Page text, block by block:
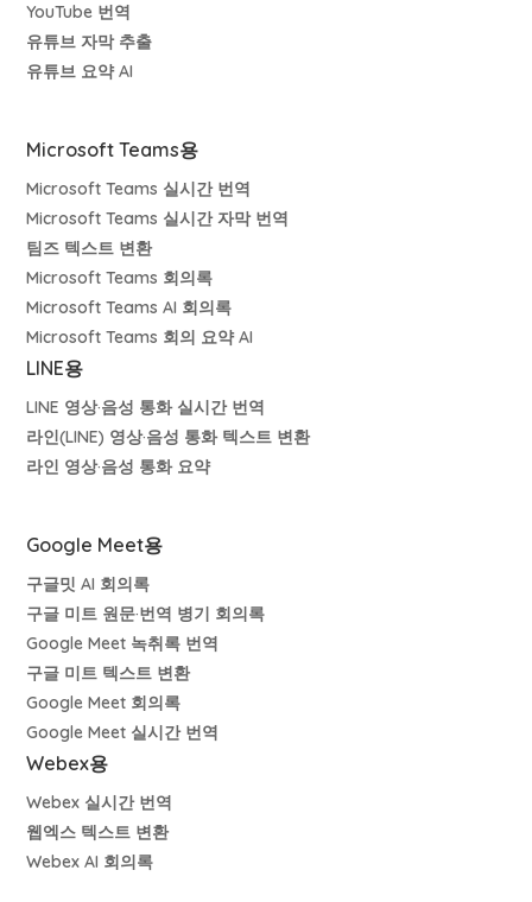
YouTube 번역
유튜브 자막 추출
유튜브 요약 AI
Microsoft Teams용
Microsoft Teams 실시간 번역
Microsoft Teams 실시간 자막 번역
팀즈 텍스트 변환
Microsoft Teams 회의록
Microsoft Teams AI 회의록
Microsoft Teams 회의 요약 AI
LINE용
LINE 영상·음성 통화 실시간 번역
라인(LINE) 영상·음성 통화 텍스트 변환
라인 영상·음성 통화 요약
Google Meet용
구글밋 AI 회의록
구글 미트 원문·번역 병기 회의록
Google Meet 녹취록 번역
구글 미트 텍스트 변환
Google Meet 회의록
Google Meet 실시간 번역
Webex용
Webex 실시간 번역
웹엑스 텍스트 변환
Webex AI 회의록